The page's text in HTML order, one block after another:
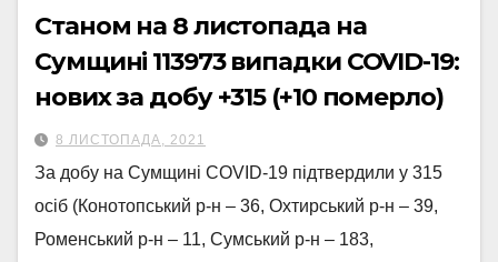
Станом на 8 листопада на
Сумщині 113973 випадки COVID-19:
нових за добу +315 (+10 померло)
8 ЛИСТОПАДА, 2021
За добу на Сумщині COVID-19 підтвердили у 315
осіб (Конотопський р-н – 36, Охтирський р-н – 39,
Роменський р-н – 11, Сумський р-н – 183,